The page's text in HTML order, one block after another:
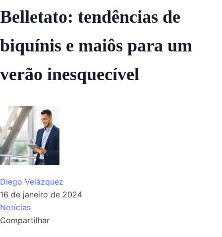
Belletato: tendências de
biquínis e maiôs para um
verão inesquecível
Diego Velázquez
16 de janeiro de 2024
Notícias
Compartilhar